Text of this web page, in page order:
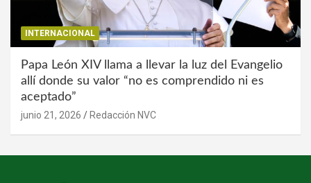
INTERNACIONAL
Papa León XIV llama a llevar la luz del Evangelio
allí donde su valor “no es comprendido ni es
aceptado”
junio 21, 2026 Redacción NVC